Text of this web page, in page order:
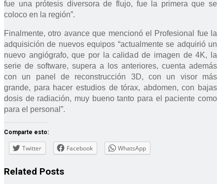
fue una prótesis diversora de flujo, fue la primera que se
coloco en la región”.
Finalmente, otro avance que mencionó el Profesional fue la
adquisición de nuevos equipos “actualmente se adquirió un
nuevo angiógrafo, que por la calidad de imagen de 4K, la
serie de software, supera a los anteriores, cuenta además
con un panel de reconstrucción 3D, con un visor más
grande, para hacer estudios de tórax, abdomen, con bajas
dosis de radiación, muy bueno tanto para el paciente como
para el personal”.
Comparte esto:
Twitter Facebook WhatsApp
Related Posts